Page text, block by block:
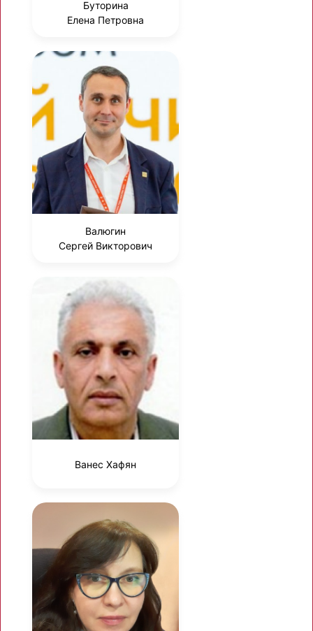
Буторина
Елена Петровна
Валюгин
Сергей Викторович
Ванес Хафян